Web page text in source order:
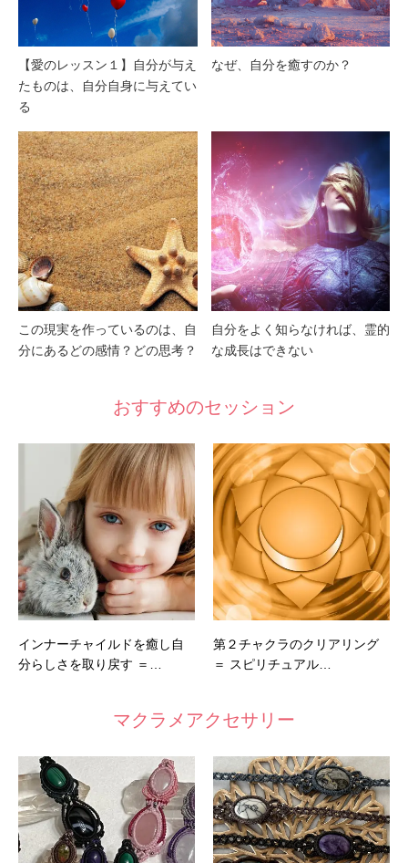
【愛のレッスン１】自分が与え
たものは、自分自身に与えてい
る
なぜ、自分を癒すのか？
この現実を作っているのは、自
分にあるどの感情？どの思考？
自分をよく知らなければ、霊的
な成長はできない
おすすめのセッション
インナーチャイルドを癒し自
分らしさを取り戻す ＝…
第２チャクラのクリアリング
＝ スピリチュアル…
マクラメアクセサリー